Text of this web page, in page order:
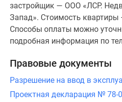
застройщик — ООО «ЛСР.
Запад». Стоимость квартиры
Способы оплаты можно
подробная информация по
Правовые документы
Разрешение на ввод в
Проектная декларация № 78-